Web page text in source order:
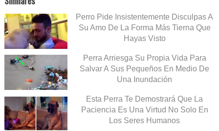
Perro Pide Insistentemente Disculpas A
Su Amo De La Forma Más Tierna Que
Hayas Visto
Perra Arriesga Su Propia Vida Para
Salvar A Sus Pequeños En Medio De
Una Inundación
Esta Perra Te Demostrará Que La
Paciencia Es Una Virtud No Solo En
Los Seres Humanos